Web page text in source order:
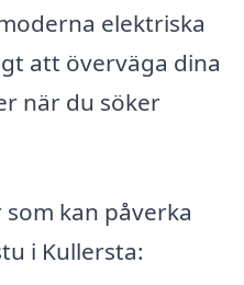
elektriska
att överväga dina
när du söker
kan påverka
i Kullersta: